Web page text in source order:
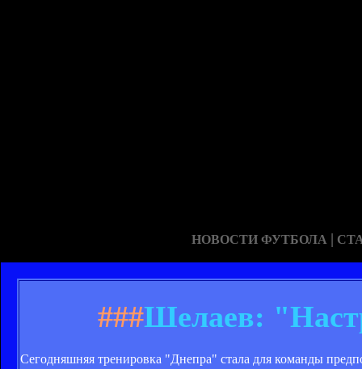
НОВОСТИ ФУТБОЛА |
###Шелаев:
Сегодняшняя тренировка "Днепра" стала для команды